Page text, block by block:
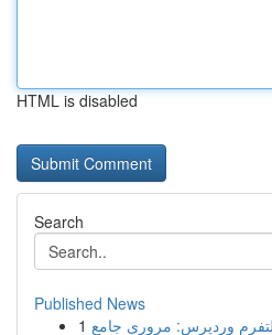
HTML is disabled
Search
Published News
1 وردپرس: مروری جامع